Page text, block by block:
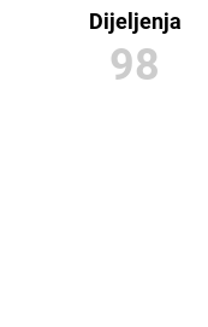
Dijeljenja
98